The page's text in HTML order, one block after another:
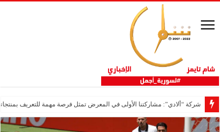
شركة “ألادي”: مشاركتنا الأولى في المعرض تمثل فرصة مهمة للتعريف